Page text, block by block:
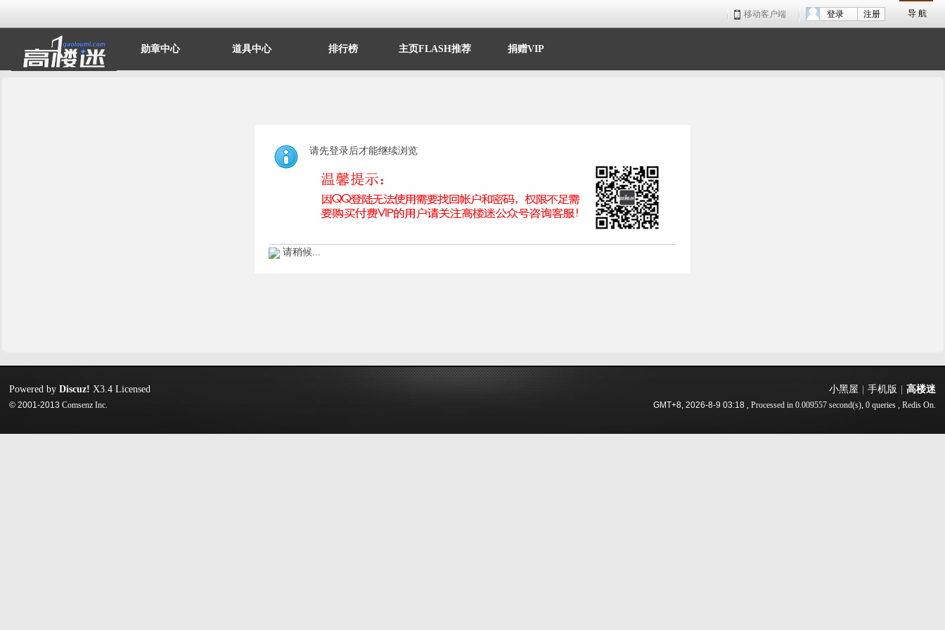
导 航
移动客户端 注册
登录
勋章中心 道具中心 排行榜 主页FLASH推荐 捐赠VIP
请先登录后才能继续浏览
请稍候...
小黑屋 手机版 高楼迷
GMT+8, 2026-8-9 03:18, Processed in 0.009557 second(s), 0 queries , Redis On.
Powered byDiscuz! X3.4 Licensed
© 2001-2013Comsenz Inc.